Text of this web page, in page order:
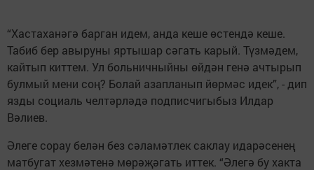
“Хастаханәгә барган идем, анда кеше өстендә кеше.
Табиб бер авыруны яртышар сәгать карый. Түзмәдем,
кайтып киттем. Ул больничныйны өйдән генә ачтырып
булмый мени соң? Болай азапланып йөрмәс идек”, - дип
язды социаль челтәрләдә подписчигыбыз Илдар
Вәлиев.
Әлеге сорау белән без сәламәтлек саклау идарәсенең
матбугат хезмәтенә мөрәҗәгать иттек. “Әлегә бу хакта